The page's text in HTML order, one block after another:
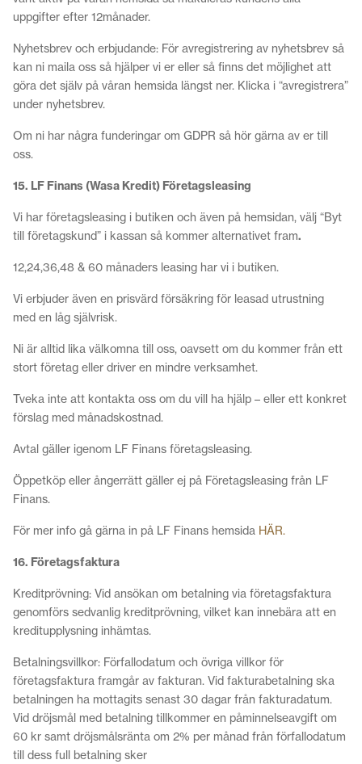
uppgifter efter 12månader.
Nyhetsbrev och erbjudande: För avregistrering av nyhetsbrev så
kan ni maila oss så hjälper vi er eller så finns det möjlighet att
göra det själv på våran hemsida längst ner. Klicka i “avregistrera”
under nyhetsbrev.
Om ni har några funderingar om GDPR så hör gärna av er till
oss.
15. LF Finans (Wasa Kredit) Företagsleasing
Vi har företagsleasing i butiken och även på hemsidan, välj “Byt
till företagskund” i kassan så kommer alternativet fram.
12,24,36,48 & 60 månaders leasing har vi i butiken.
Vi erbjuder även en prisvärd försäkring för leasad utrustning
med en låg självrisk.
Ni är alltid lika välkomna till oss, oavsett om du kommer från ett
stort företag eller driver en mindre verksamhet.
Tveka inte att kontakta oss om du vill ha hjälp – eller ett konkret
förslag med månadskostnad.
Avtal gäller igenom LF Finans företagsleasing.
Öppetköp eller ångerrätt gäller ej på Företagsleasing från LF
Finans.
För mer info gå gärna in på LF Finans hemsida HÄR.
16. Företagsfaktura
Kreditprövning: Vid ansökan om betalning via företagsfaktura
genomförs sedvanlig kreditprövning, vilket kan innebära att en
kreditupplysning inhämtas.
Betalningsvillkor: Förfallodatum och övriga villkor för
företagsfaktura framgår av fakturan. Vid fakturabetalning ska
betalningen ha mottagits senast 30 dagar från fakturadatum.
Vid dröjsmål med betalning tillkommer en påminnelseavgift om
60 kr samt dröjsmålsränta om 2% per månad från förfallodatum
till dess full betalning sker